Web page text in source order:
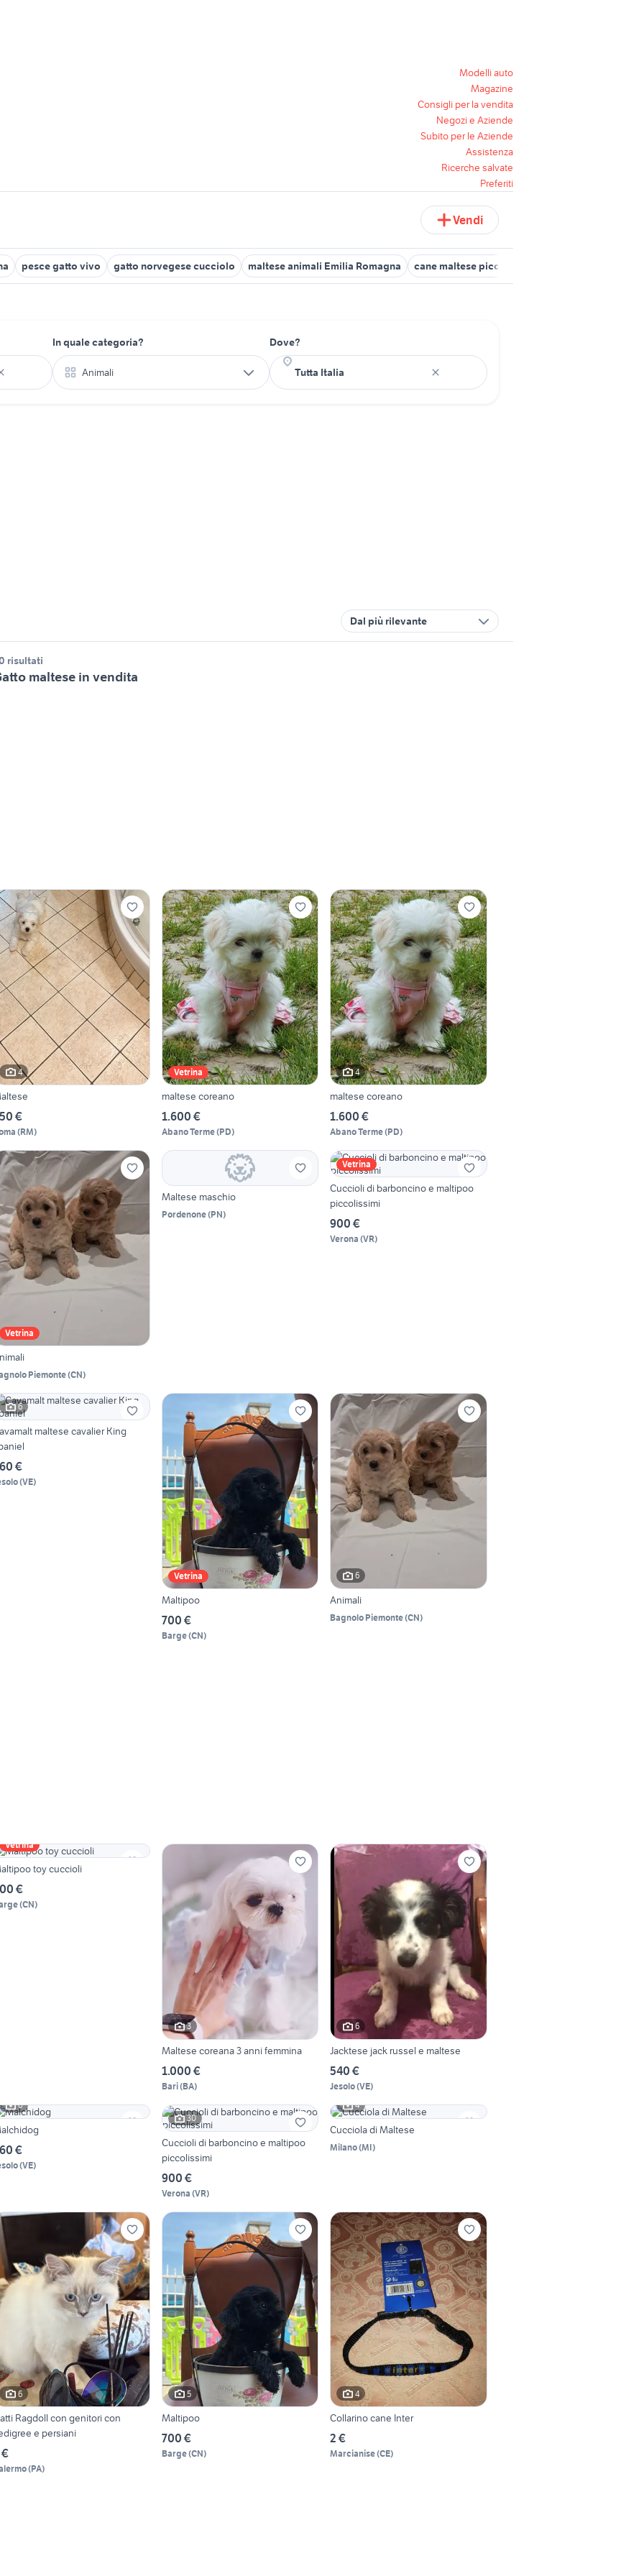
Modelli auto
Magazine
Consigli per la vendita
Negozi e Aziende
Subito per le Aziende
Assistenza
Ricerche salvate
Preferiti
Vendi
pesce gatto vivo gatto norvegese cucciolo maltese animali Emilia Romagna cane maltese piccolo
In quale categoria?
Animali
Dove?
Dal più rilevante
risultati
maltese in vendita
4
€
(RM)
Vetrina
maltese coreano
1.600 €
Abano Terme(PD)
4
maltese coreano
1.600 €
Abano Terme(PD)
Vetrina
Piemonte(CN)
Maltese maschio
Pordenone(PN)
Vetrina
Cuccioli di barboncino e maltipoo
piccolissimi
900 €
Verona (VR)
6
maltese cavalier King
€
(VE)
Vetrina
Maltipoo
700 €
Barge(CN)
6
Animali
Bagnolo Piemonte(CN)
Vetrina
toy cuccioli
€
(CN)
3
Maltese coreana 3 anni femmina
1.000 €
Bari(BA)
6
Jacktese jack russel e maltese
540 €
Jesolo(VE)
6
€
(VE)
30
Cuccioli di barboncino e maltipoo
piccolissimi
900 €
Verona (VR)
4
Cucciola di Maltese
Milano(MI)
6
Ragdoll con genitori con
e persiani
(PA)
5
Maltipoo
700 €
Barge(CN)
4
Collarino cane Inter
2 €
Marcianise(CE)